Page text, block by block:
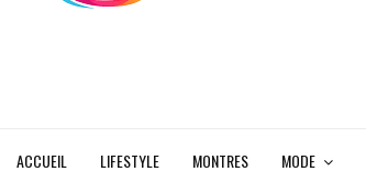
ACCUEIL LIFESTYLE MONTRES MODE